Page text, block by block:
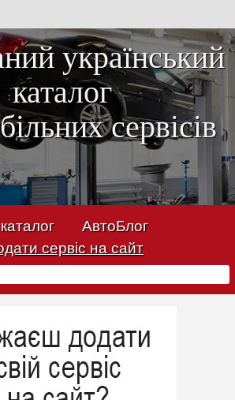
український
каталог
сервісів
АвтоБлог
сервіс на сайт